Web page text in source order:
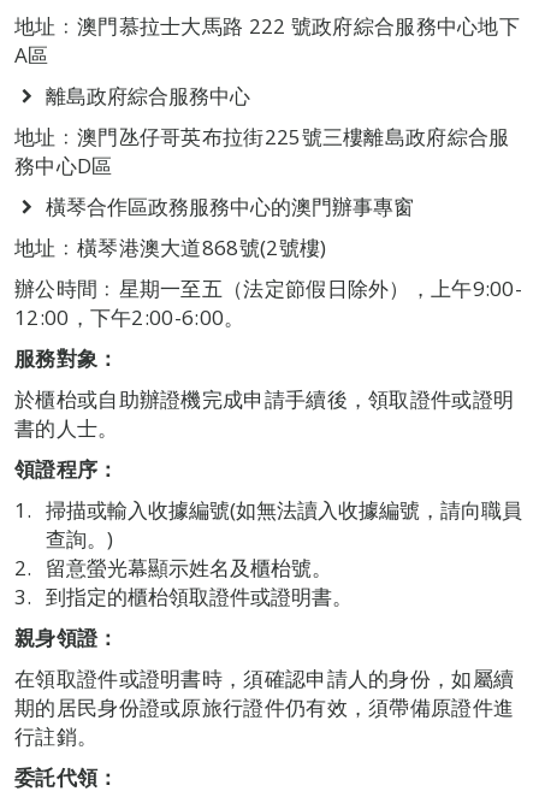
地址﹕澳門慕拉士大馬路 222 號政府綜合服務中心地下
A區
離島政府綜合服務中心
地址﹕澳門氹仔哥英布拉街225號三樓離島政府綜合服
務中心D區
橫琴合作區政務服務中心的澳門辦事專窗
地址﹕橫琴港澳大道868號(2號樓)
辦公時間﹕星期一至五（法定節假日除外），上午9:00-
12:00，下午2:00-6:00。
服務對象：
於櫃枱或自助辦證機完成申請手續後，領取證件或證明
書的人士。
領證程序：
掃描或輸入收據編號(如無法讀入收據編號，請向職員
查詢。)
留意螢光幕顯示姓名及櫃枱號。
到指定的櫃枱領取證件或證明書。
親身領證：
在領取證件或證明書時，須確認申請人的身份，如屬續
期的居民身份證或原旅行證件仍有效，須帶備原證件進
行註銷。
委託代領：